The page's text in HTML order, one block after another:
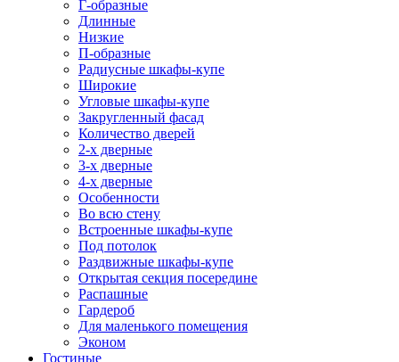
Г-образные
Длинные
Низкие
П-образные
Радиусные шкафы-купе
Широкие
Угловые шкафы-купе
Закругленный фасад
Количество дверей
2-х дверные
3-х дверные
4-х дверные
Особенности
Во всю стену
Встроенные шкафы-купе
Под потолок
Раздвижные шкафы-купе
Открытая секция посередине
Распашные
Гардероб
Для маленького помещения
Эконом
Гостиные